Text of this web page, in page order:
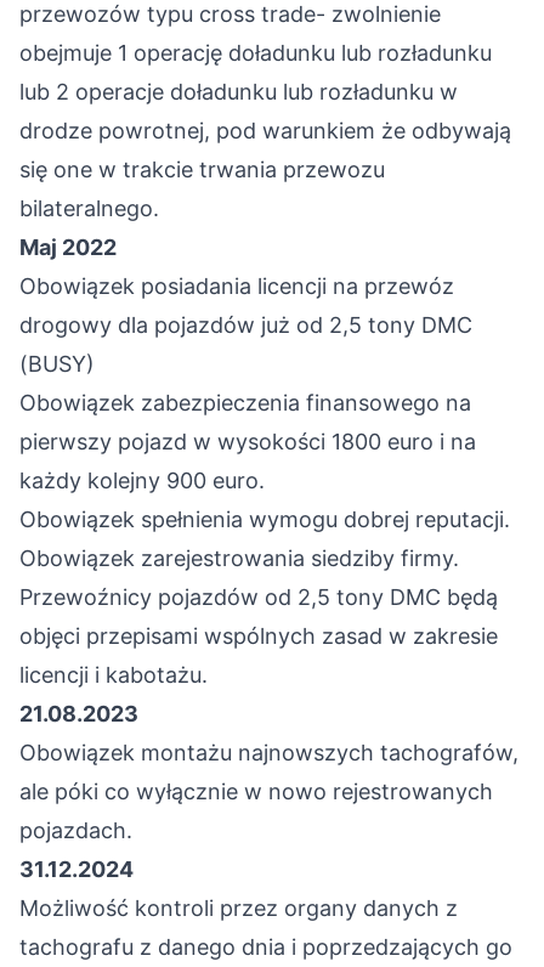
przewozów typu cross trade- zwolnienie
obejmuje 1 operację doładunku lub rozładunku
lub 2 operacje doładunku lub rozładunku w
drodze powrotnej, pod warunkiem że odbywają
się one w trakcie trwania przewozu
bilateralnego.
Maj 2022
Obowiązek posiadania licencji na przewóz
drogowy dla pojazdów już od 2,5 tony DMC
(BUSY)
Obowiązek zabezpieczenia finansowego na
pierwszy pojazd w wysokości 1800 euro i na
każdy kolejny 900 euro.
Obowiązek spełnienia wymogu dobrej reputacji.
Obowiązek zarejestrowania siedziby firmy.
Przewoźnicy pojazdów od 2,5 tony DMC będą
objęci przepisami wspólnych zasad w zakresie
licencji i kabotażu.
21.08.2023
Obowiązek montażu najnowszych tachografów,
ale póki co wyłącznie w nowo rejestrowanych
pojazdach.
31.12.2024
Możliwość kontroli przez organy danych z
tachografu z danego dnia i poprzedzających go